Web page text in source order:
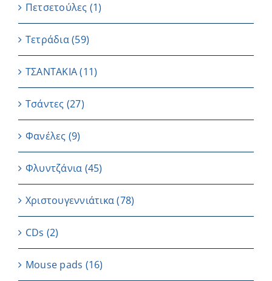
Πετσετούλες (1)
Τετράδια(59)
ΤΣΑΝΤΑΚΙΑ (11)
Τσάντες (27)
Φανέλες (9)
Φλυντζάνια (45)
Χριστουγεννιάτικα(78)
CDs (2)
Μouse pads (16)